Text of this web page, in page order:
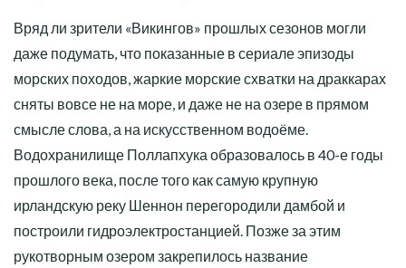
Вряд ли зрители «Викингов» прошлых сезонов могли
даже подумать, что показанные в сериале эпизоды
морских походов, жаркие морские схватки на драккарах
сняты вовсе не на море, и даже не на озере в прямом
смысле слова, а на искусственном водоёме.
Водохранилище Поллапхука образовалось в 40-е годы
прошлого века, после того как самую крупную
ирландскую реку Шеннон перегородили дамбой и
построили гидроэлектростанцией. Позже за этим
рукотворным озером закрепилось название